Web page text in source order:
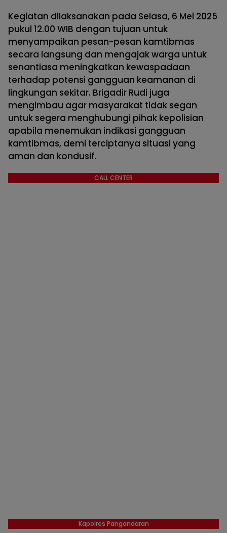
Kegiatan dilaksanakan pada Selasa, 6 Mei 2025
pukul 12.00 WIB dengan tujuan untuk
menyampaikan pesan-pesan kamtibmas
secara langsung dan mengajak warga untuk
senantiasa meningkatkan kewaspadaan
terhadap potensi gangguan keamanan di
lingkungan sekitar. Brigadir Rudi juga
mengimbau agar masyarakat tidak segan
untuk segera menghubungi pihak kepolisian
apabila menemukan indikasi gangguan
kamtibmas, demi terciptanya situasi yang
aman dan kondusif.
CALL CENTER
Kapolres Pangandaran